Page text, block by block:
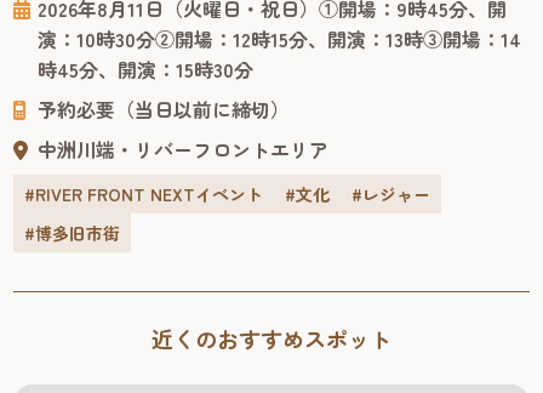
竜ショー「恐竜パーク」は、恐竜が生きていた時代にタイ
ムスリップした感覚で楽しくスリリングに学べる、ファミ
リー向けのパフォーマンスショー。 客席で観るだけでな
く、ラッキーなお客様...
2026年8月11日（火曜日・祝日）①開場：9時45分、開
演：10時30分②開場：12時15分、開演：13時③開場：14
時45分、開演：15時30分
予約必要（当日以前に締切）
中洲川端・リバーフロントエリア
#RIVER FRONT NEXTイベント #文化
#レジャー
#博多旧市街
近くのおすすめスポット